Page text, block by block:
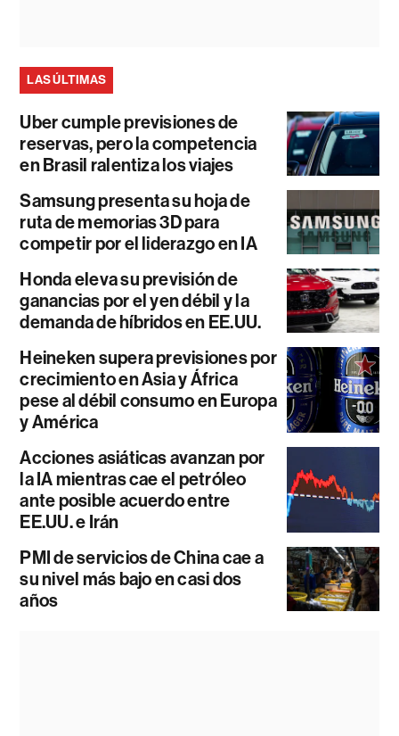
LAS ÚLTIMAS
Uber cumple previsiones de
reservas, pero la competencia
en Brasil ralentiza los viajes
Samsung presenta su hoja de
ruta de memorias 3D para
competir por el liderazgo en IA
Honda eleva su previsión de
ganancias por el yen débil y la
demanda de híbridos en EE.UU.
Heineken supera previsiones por
crecimiento en Asia y África
pese al débil consumo en Europa
y América
Acciones asiáticas avanzan por
la IA mientras cae el petróleo
ante posible acuerdo entre
EE.UU. e Irán
PMI de servicios de China cae a
su nivel más bajo en casi dos
años